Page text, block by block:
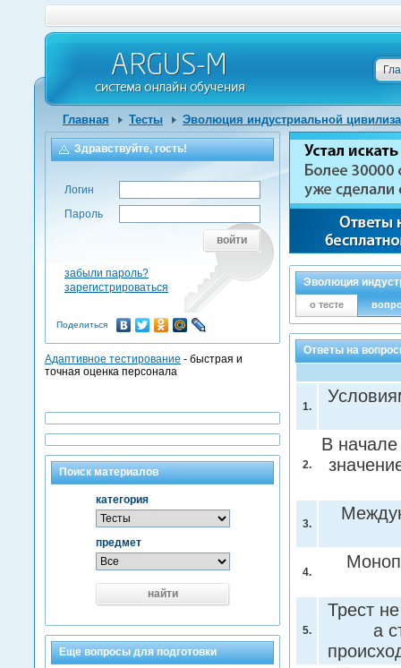
Главная Тесты Эволюция индустриальной
Эволюция
о тесте
Ответы на
1.
2.
В начале
3.
4.
5.
Трест
а
Здравствуйте, гость!
Логин
Пароль
войти
забыли пароль?
зарегистрироваться
Поделиться
Адаптивное тестирование - быстрая и
точная оценка персонала
Поиск материалов
категория
предмет
найти
Еще вопросы для подготовки